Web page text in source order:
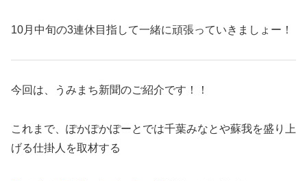
10月中旬の3連休目指して一緒に頑張っていきましょー！
今回は、うみまち新聞のご紹介です！！
これまで、ぽかぽかぽーとでは千葉みなとや蘇我を盛り上
げる仕掛人を取材する